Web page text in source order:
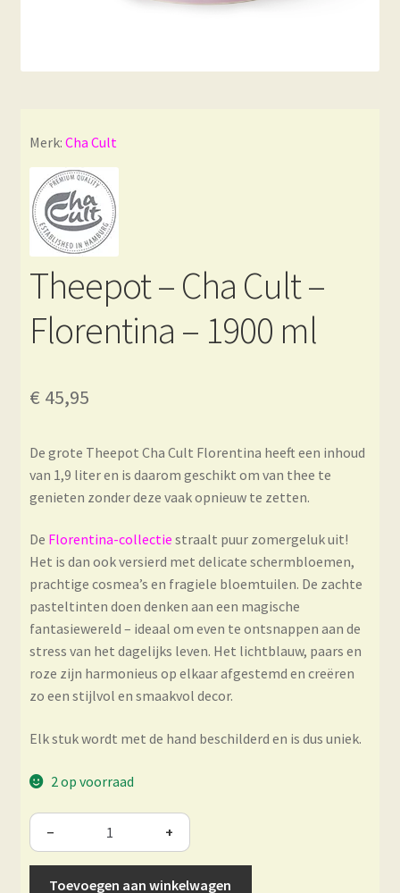
Merk: Cha Cult
Theepot – Cha Cult –
Florentina – 1900 ml
€ 45,95
De grote Theepot Cha Cult Florentina heeft een inhoud
van 1,9 liter en is daarom geschikt om van thee te
genieten zonder deze vaak opnieuw te zetten.
De Florentina-collectie straalt puur zomergeluk uit!
Het is dan ook versierd met delicate schermbloemen,
prachtige cosmea’s en fragiele bloemtuilen. De zachte
pasteltinten doen denken aan een magische
fantasiewereld – ideaal om even te ontsnappen aan de
stress van het dagelijks leven. Het lichtblauw, paars en
roze zijn harmonieus op elkaar afgestemd en creëren
zo een stijlvol en smaakvol decor.
Elk stuk wordt met de hand beschilderd en is dus uniek.
2 op voorraad
− +
Toevoegen aan winkelwagen